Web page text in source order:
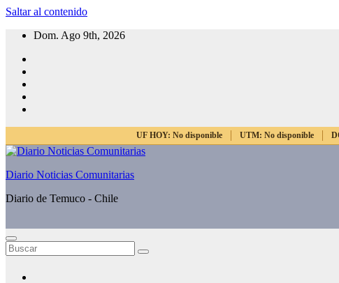
Saltar al contenido
Dom. Ago 9th, 2026
UF HOY: No disponible UTM: No disponible
Diario Noticias Comunitarias
Diario de Temuco - Chile